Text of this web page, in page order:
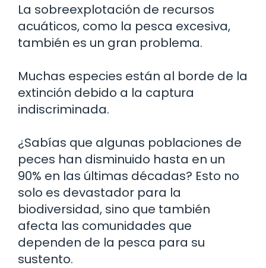
La sobreexplotación de recursos
acuáticos, como la pesca excesiva,
también es un gran problema.
Muchas especies están al borde de la
extinción debido a la captura
indiscriminada.
¿Sabías que algunas poblaciones de
peces han disminuido hasta en un
90% en las últimas décadas? Esto no
solo es devastador para la
biodiversidad, sino que también
afecta las comunidades que
dependen de la pesca para su
sustento.